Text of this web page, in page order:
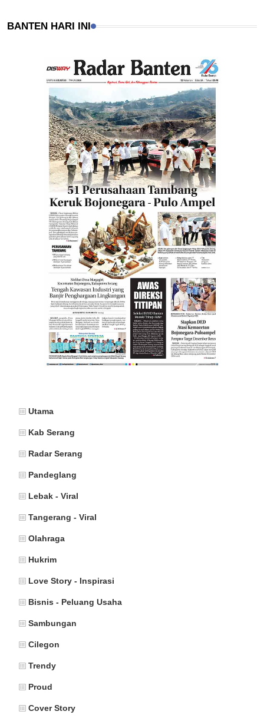
BANTEN HARI INI
Utama
Kab Serang
Radar Serang
Pandeglang
Lebak - Viral
Tangerang - Viral
Olahraga
Hukrim
Love Story - Inspirasi
Bisnis - Peluang Usaha
Sambungan
Cilegon
Trendy
Proud
Cover Story